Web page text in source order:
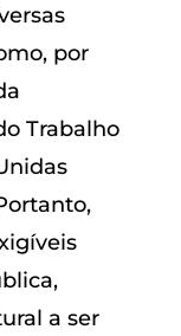
por
Trabalho
a ser